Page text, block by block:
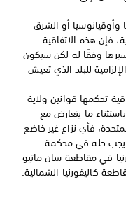
وأوقيانوسيا أو الشرق
فإن هذه الاتفاقية
وفقًا له لكن سيكون
للبلد الذي تعيش
تحكمها قوانين ولاية
ما يتعارض مع
فأي نزاع غير خاضع
يجب حله في محكمة
في مقاطعة سان ماتيو
كاليفورنيا الشمالية.